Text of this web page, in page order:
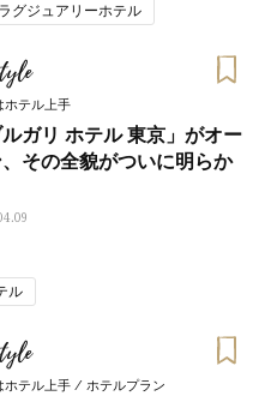
ラグジュアリーホテル
ホテル上手
ルガリ ホテル 東京」がオー
その全貌がついに明らか
ル
ホテル上手 / ホテルプラン